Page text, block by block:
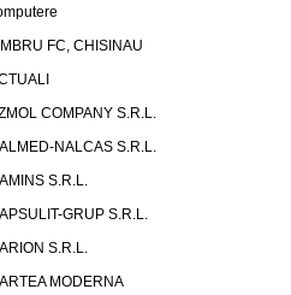
FC, CHISINAU
COMPANY S.R.L.
NALCAS S.R.L.
S.R.L.
GRUP S.R.L.
S.R.L.
MODERNA